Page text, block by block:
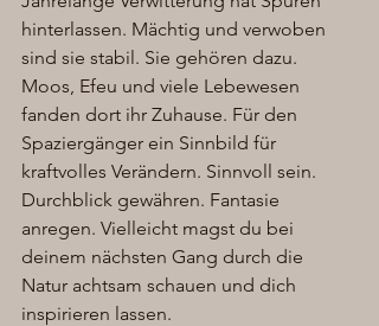
hinterlassen. Mächtig und verwoben
sind sie stabil. Sie gehören dazu.
Moos, Efeu und viele Lebewesen
fanden dort ihr Zuhause. Für den
Spaziergänger ein Sinnbild für
kraftvolles Verändern. Sinnvoll sein.
Durchblick gewähren. Fantasie
anregen. Vielleicht magst du bei
deinem nächsten Gang durch die
Natur achtsam schauen und dich
inspirieren lassen.